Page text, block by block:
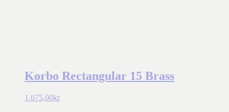
Korbo Rectangular 15 Brass
1.675,00kr